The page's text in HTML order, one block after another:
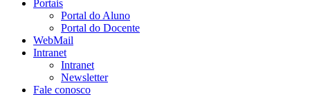
Portais
Portal do Aluno
Portal do Docente
WebMail
Intranet
Intranet
Newsletter
Fale conosco